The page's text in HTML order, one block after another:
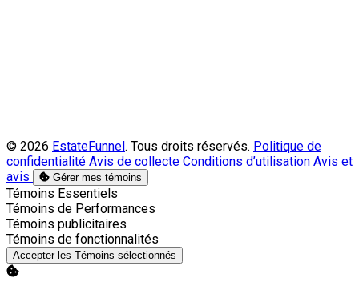
© 2026 EstateFunnel. Tous droits réservés. Politique de
confidentialité Avis de collecte Conditions d’utilisation Avis et
avis
Gérer mes témoins
Activer
Témoins Essentiels
Activer
Témoins de Performances
Activer
Témoins publicitaires
Activer
Témoins de fonctionnalités
Accepter les Témoins sélectionnés